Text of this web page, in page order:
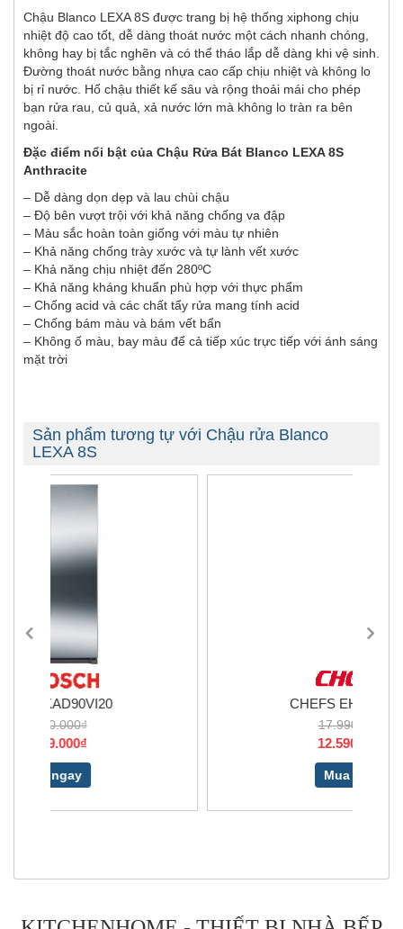
Chậu Blanco LEXA 8S được trang bị hệ thống xiphong chịu
nhiệt độ cao tốt, dễ dàng thoát nước một cách nhanh chóng,
không hay bị tắc nghẽn và có thể tháo lắp dễ dàng khi vệ sinh.
Đường thoát nước bằng nhựa cao cấp chịu nhiệt và không lo
bị rỉ nước. Hố chậu thiết kế sâu và rộng thoải mái cho phép
bạn rửa rau, củ quả, xả nước lớn mà không lo tràn ra bên
ngoài.
Đặc điểm nổi bật của Chậu Rửa Bát Blanco LEXA 8S
Anthracite
– Dễ dàng dọn dẹp và lau chùi chậu
– Độ bên vượt trội với khả năng chống va đập
– Màu sắc hoàn toàn giống với màu tự nhiên
– Khả năng chống trày xước và tự lành vết xước
– Khả năng chịu nhiệt đến 280ºC
– Khả năng kháng khuẩn phù hợp với thực phẩm
– Chống acid và các chất tẩy rửa mang tính acid
– Chống bám màu và bám vết bẩn
– Không ố màu, bay màu để cả tiếp xúc trực tiếp với ánh sáng
mặt trời
Sản phẩm tương tự với Chậu rửa Blanco
LEXA 8S